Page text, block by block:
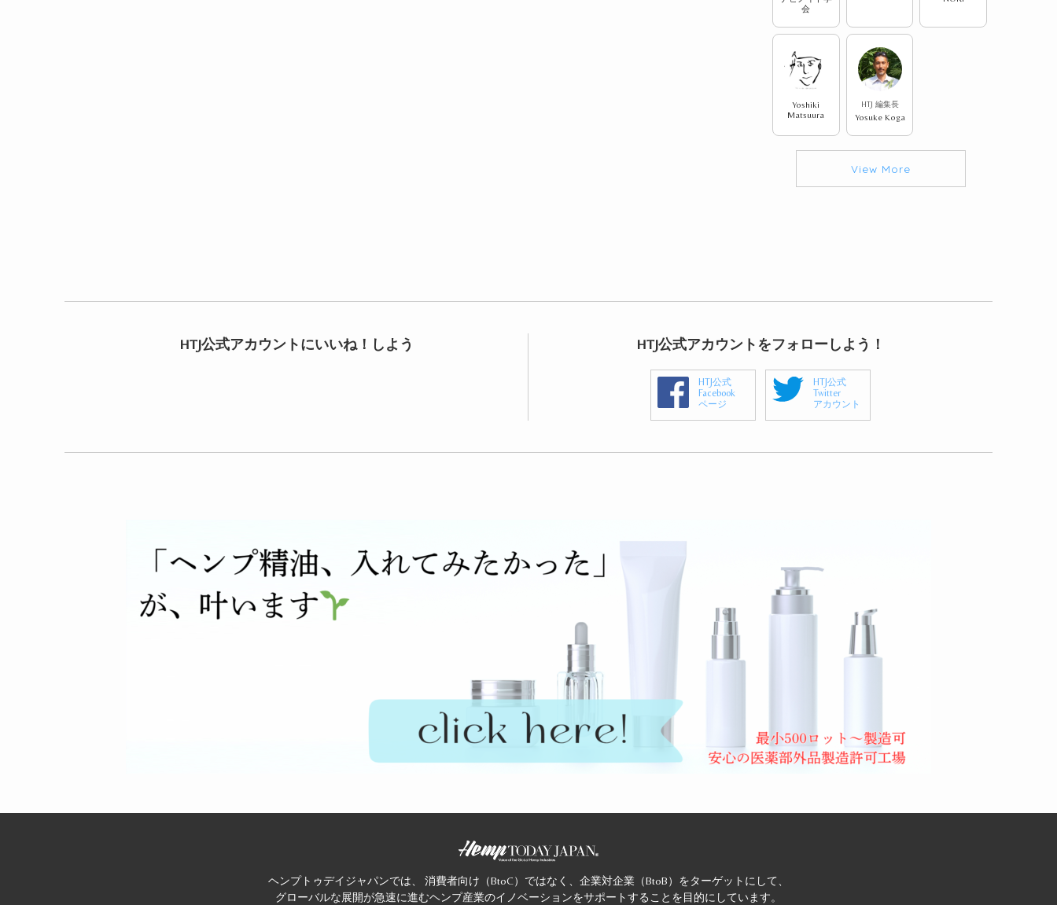
会
Yoshiki
Matsuura
HTJ 編集長
Yosuke Koga
View More
HTJ公式アカウントにいいね！しよう HTJ公式アカウントをフォローしよう！
HTJ公式
Facebook
ページ
HTJ公式
Twitter
アカウント
ヘンプトゥデイジャパンでは、 消費者向け（BtoC）ではなく、企業対企業（BtoB）をターゲットにして、
グローバルな展開が急速に進むヘンプ産業のイノベーションをサポートすることを目的にしています。